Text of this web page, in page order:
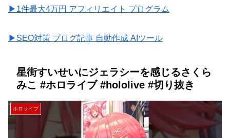
▶1件最大4万円 アフィリエイト プログラム
▶SEO対策 ブログ記事 自動作成 AIツール
星街すいせいにジェラシーを感じるさくら
みこ #ホロライブ #hololive #切り抜き
ホロライブ